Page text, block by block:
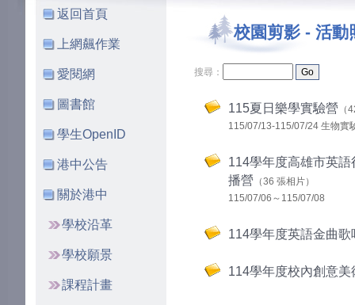
返回首頁
上網飆作業
愛閱網
圖書館
學生OpenID
港中公告
關於港中
學校沿革
學校願景
課程計畫
校園剪影 - 活動
搜尋：
115夏日樂學實驗營 （
115/07/13-115/07/24 生物實
114學年度高雄市英
播營 （36 張相片）
115/07/06～115/07/08
114學年度英語金曲歌
114學年度校內創意美